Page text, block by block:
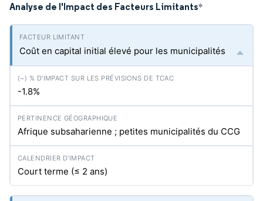
Analyse de l'Impact des Facteurs Limitants*
Coût en capital initial élevé pour les municipalités
-1.8%
Afrique subsaharienne ; petites municipalités du CCG
Court terme (≤ 2 ans)